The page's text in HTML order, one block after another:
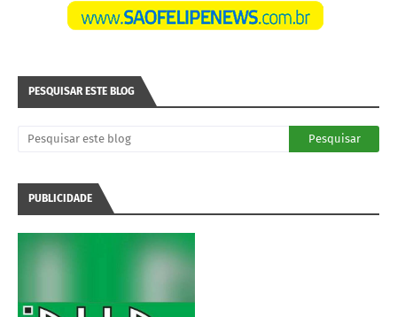
PESQUISAR ESTE BLOG
PUBLICIDADE